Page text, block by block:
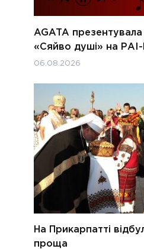
AGATA
«Сяйво душі» на РАІ-
06.08.2026
На Прикарпатті
проща